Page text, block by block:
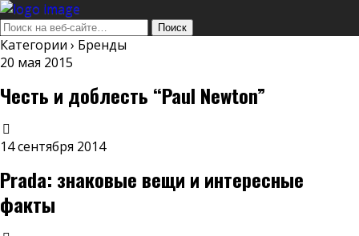
Категории › Бренды
20 мая 2015
Честь и доблесть “Paul Newton”
14 сентября 2014
Prada: знаковые вещи и интересные
факты